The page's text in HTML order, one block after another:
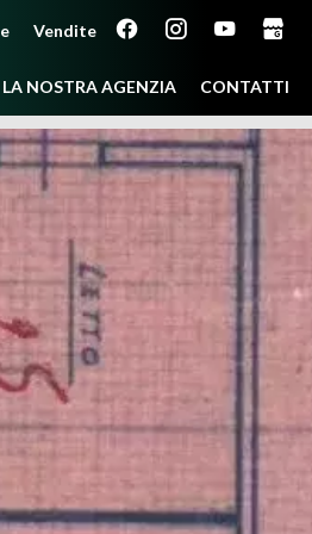
Vendite
LA NOSTRA AGENZIA CONTATTI